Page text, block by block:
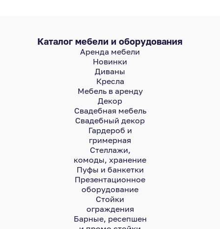
Каталог мебели и оборудования
Аренда мебели
Новинки
Диваны
Кресла
Мебель в аренду
Декор
Свадебная мебель
Свадебный декор
Гардероб и
гримерная
Стеллажи,
комоды, хранение
Пуфы и банкетки
Презентационное
оборудование
Стойки
ограждения
Барные, ресепшен